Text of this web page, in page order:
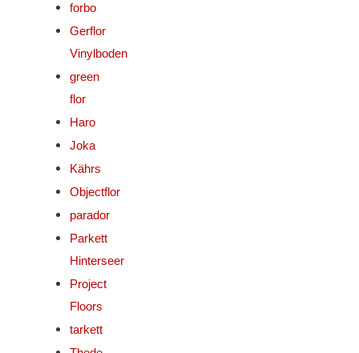
forbo
Gerflor
Vinylboden
green
flor
Haro
Joka
Kährs
Objectflor
parador
Parkett
Hinterseer
Project
Floors
tarkett